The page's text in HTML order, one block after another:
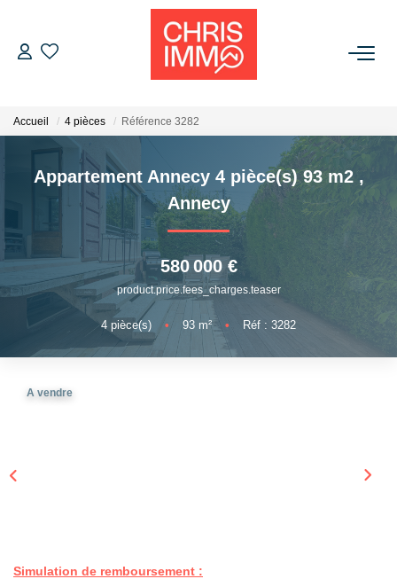
VENDRE
BIENS VENDUS
L'AGENCE
Présentation De L'agence
Accueil 4 pièces Référence 3282
Appartement Annecy 4 pièce(s) 93 m2 ,
Annecy
580 000 €
product.price.fees_charges.teaser
4 pièce(s) • 93 m² • Réf : 3282
A vendre
Simulation de remboursement :